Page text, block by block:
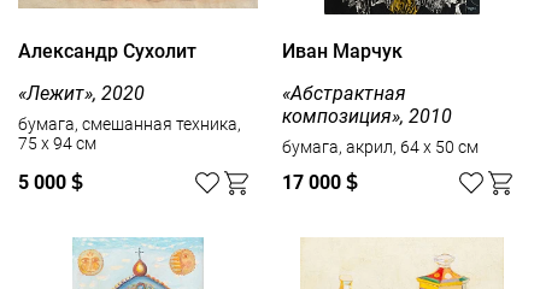
Александр Сухолит
«Лежит», 2020
бумага, смешанная техника,
75 x 94 см
5 000 $
Иван Марчук
«Абстрактная
композиция», 2010
бумага, акрил, 64 x 50 см
17 000 $